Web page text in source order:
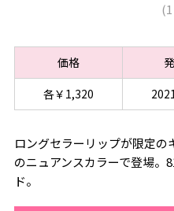
(1
価格
各￥1,320
ロングセラーリップが限定
のニュアンスカラーで登場。
ド。